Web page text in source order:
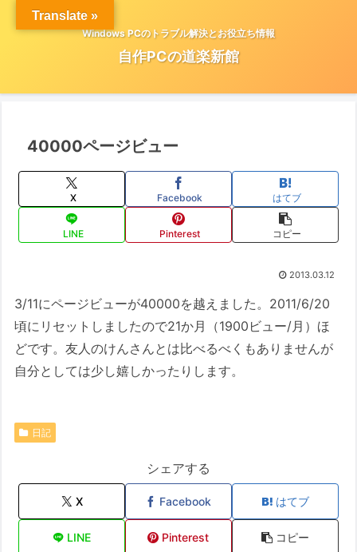
Windows PCのトラブル解決とお役立ち情報
自作PCの道楽新館
40000ページビュー
X Facebook はてブ
LINE Pinterest コピー
2013.03.12
3/11にページビューが40000を越えました。2011/6/20
頃にリセットしましたので21か月（1900ビュー/月）ほ
どです。友人のけんさんとは比べるべくもありませんが
自分としては少し嬉しかったりします。
日記
シェアする
X Facebook はてブ
LINE Pinterest コピー
Translate »